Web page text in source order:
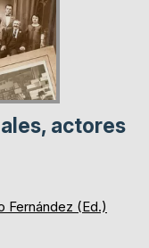
actores
Fernández (Ed.)